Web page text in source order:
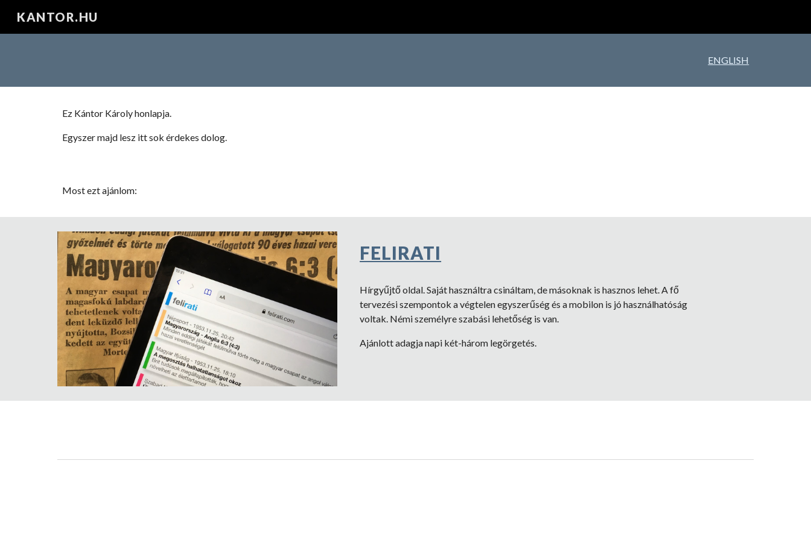
KANTOR.HU
ENGLISH
Ez Kántor Károly honlapja.
Egyszer majd lesz itt sok érdekes dolog.
Most ezt ajánlom:
FELIRATI
Hírgyűjtő oldal. Saját használtra csináltam, de másoknak is hasznos lehet. A fő
tervezési szempontok a végtelen egyszerűség és a mobilon is jó használhatóság
voltak. Némi személyre szabási lehetőség is van.
Ajánlott adagja napi két-három legörgetés.